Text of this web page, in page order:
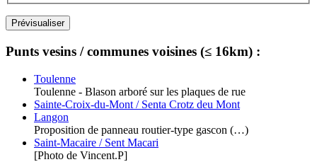
Punts vesins / communes voisines (≤ 16km) :
Toulenne
Toulenne - Blason arboré sur les plaques de rue
Sainte-Croix-du-Mont / Senta Crotz deu Mont
Langon
Proposition de panneau routier-type gascon (…)
Saint-Macaire / Sent Macari
[Photo de Vincent.P]